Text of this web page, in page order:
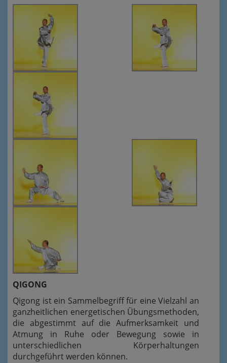
QIGONG
Qigong ist ein Sammelbegriff für eine Vielzahl an
ganzheitlichen energetischen Übungsmethoden,
die abgestimmt auf die Aufmerksamkeit und
Atmung in Ruhe oder Bewegung sowie in
unterschiedlichen Körperhaltungen
durchgeführt werden können.